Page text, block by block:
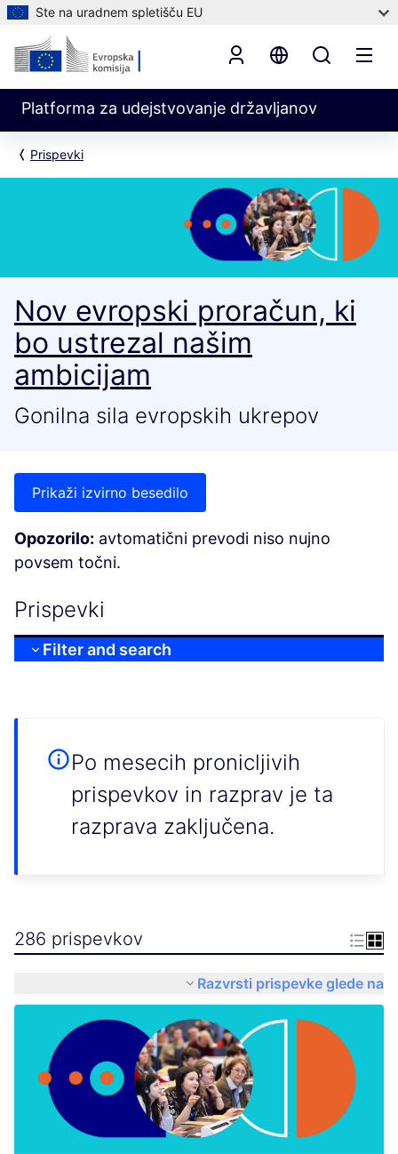
Ste na uradnem spletišču EU
Platforma za udejstvovanje državljanov
Prispevki
Nov evropski proračun, ki
bo ustrezal našim
ambicijam
Gonilna sila evropskih ukrepov
Prikaži izvirno besedilo
Opozorilo: avtomatični prevodi niso nujno
povsem točni.
Prispevki
Filter and search
Po mesecih pronicljivih
prispevkov in razprav je ta
razprava zaključena.
286 prispevkov
Razvrsti prispevke glede na